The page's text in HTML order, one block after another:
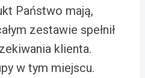
Państwo mają,
zestawie spełnił
klienta.
w tym miejscu.